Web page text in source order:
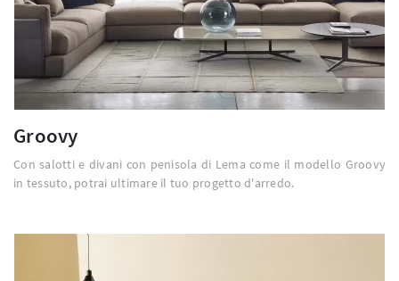
Groovy
Con salotti e divani con penisola di Lema come il modello Groovy
in tessuto, potrai ultimare il tuo progetto d'arredo.